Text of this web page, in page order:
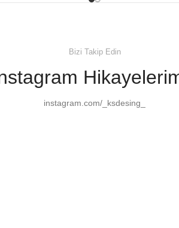
Bizi Takip Edin
instagram.com/_ksdesing_